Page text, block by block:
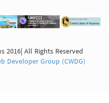
2016| All Rights Reserved
Developer Group (CWDG)